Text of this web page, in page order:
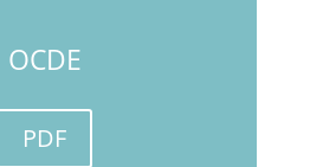
OCDE
PDF